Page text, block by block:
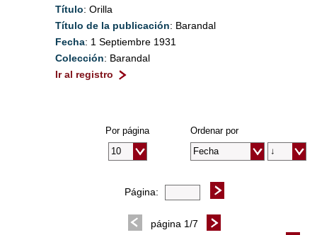
Título: Orilla
Título de la publicación: Barandal
Fecha: 1 Septiembre 1931
Colección: Barandal
Ir al registro
Ordenar por
Por página
Página:
página 1/7